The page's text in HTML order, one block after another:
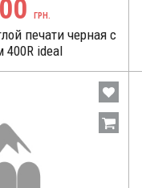
ГРН.
печати черная c
400R ideal